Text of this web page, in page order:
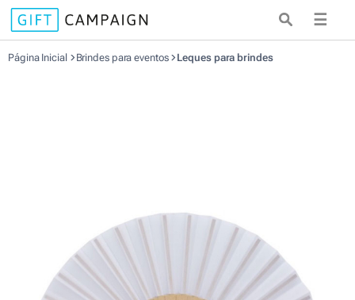
☰
Página Inicial Brindes para eventos Leques para brindes